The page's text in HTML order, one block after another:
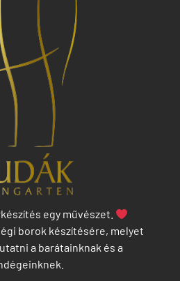
egy művészet.
borok készítésére, melyet
a barátainknak és a